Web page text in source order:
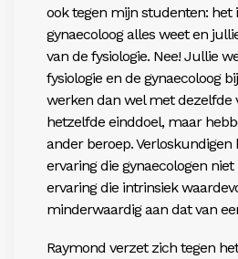
ook tegen mijn studenten: het
gynaecoloog alles weet en
van de fysiologie. Nee! Jullie
fysiologie en de gynaecoloog
werken dan wel met dezelfde
hetzelfde einddoel, maar
ander beroep. Verloskundigen
ervaring die gynaecologen
ervaring die intrinsiek
minderwaardig aan dat van
Raymond verzet zich tegen